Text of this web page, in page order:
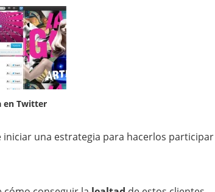
en Twitter
iniciar una estrategia para hacerlos participar